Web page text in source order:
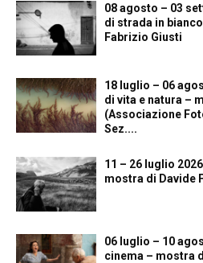
08 agosto – 03
di strada in
Fabrizio Giusti
18 luglio – 06
di vita e natura –
(Associazione
Sez....
11 – 26 luglio
mostra di Davide
06 luglio – 10
cinema – mostra